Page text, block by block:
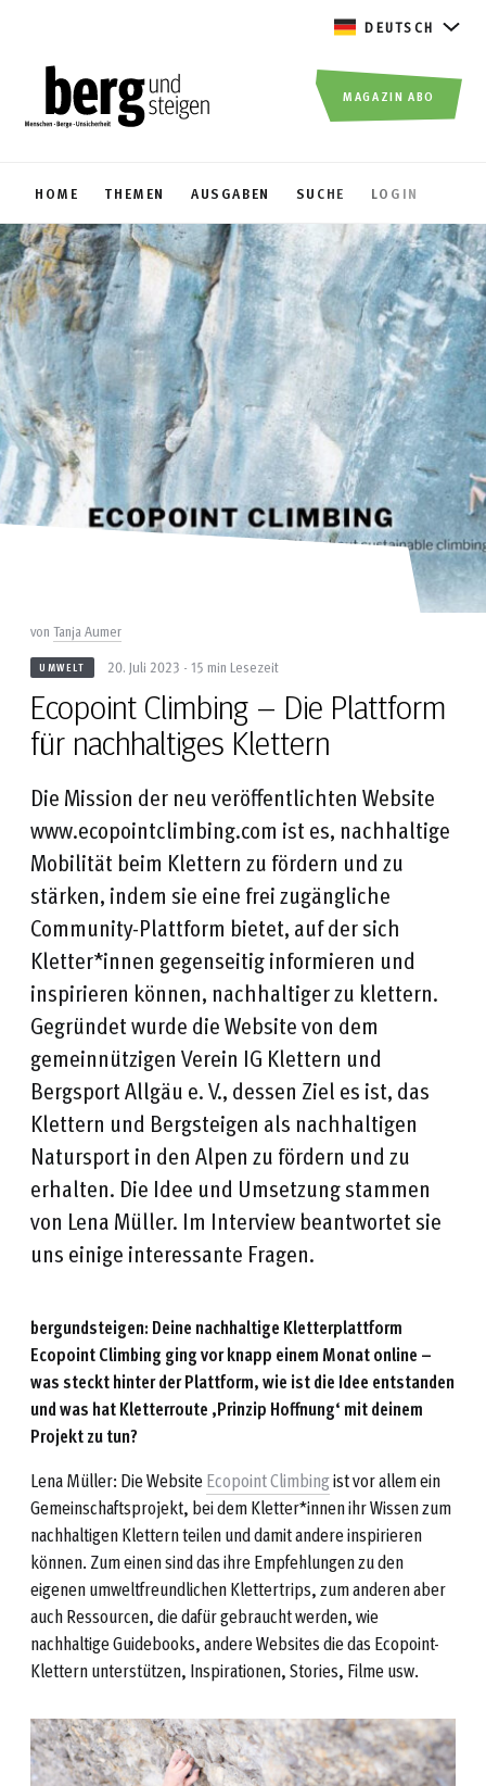
DEUTSCH
HOME THEMEN AUSGABEN SUCHE LOGIN
MAGAZIN ABO
vonTanja Aumer
UMWELT 20. Juli 2023 - 15 min Lesezeit
Ecopoint Climbing – Die Plattform
für nachhaltiges Klettern
Die Mission der neu veröffentlichten Website
www.ecopointclimbing.com ist es, nachhaltige
Mobilität beim Klettern zu fördern und zu
stärken, indem sie eine frei zugängliche
Community-Plattform bietet, auf der sich
Kletter*innen gegenseitig informieren und
inspirieren können, nachhaltiger zu klettern.
Gegründet wurde die Website von dem
gemeinnützigen Verein IG Klettern und
Bergsport Allgäu e. V., dessen Ziel es ist, das
Klettern und Bergsteigen als nachhaltigen
Natursport in den Alpen zu fördern und zu
erhalten. Die Idee und Umsetzung stammen
von Lena Müller. Im Interview beantwortet sie
uns einige interessante Fragen.
bergundsteigen: Deine nachhaltige Kletterplattform
Ecopoint Climbing ging vor knapp einem Monat online –
was steckt hinter der Plattform, wie ist die Idee entstanden
und was hat Kletterroute ‚Prinzip Hoffnung‘ mit deinem
Projekt zu tun?
Lena Müller: Die WebsiteEcopoint Climbingist vor allem ein
Gemeinschaftsprojekt, bei dem Kletter*innen ihr Wissen zum
nachhaltigen Klettern teilen und damit andere inspirieren
können. Zum einen sind das ihre Empfehlungen zu den
eigenen umweltfreundlichen Klettertrips, zum anderen aber
auch Ressourcen, die dafür gebraucht werden, wie
nachhaltige Guidebooks, andere Websites die das Ecopoint-
Klettern unterstützen, Inspirationen, Stories, Filme usw.